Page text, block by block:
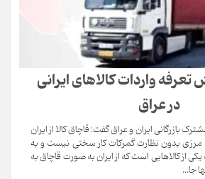
تعرفه واردات کالاهای ایرانی
در عراق
بازرگانی ایران و عراق گفت: قاچاق کالا از ایران
مرزی بدون نظارت گمرکات کار سختی نیست و به
از کالاهایی است که از ایران به صورت قاچاق به
جا...